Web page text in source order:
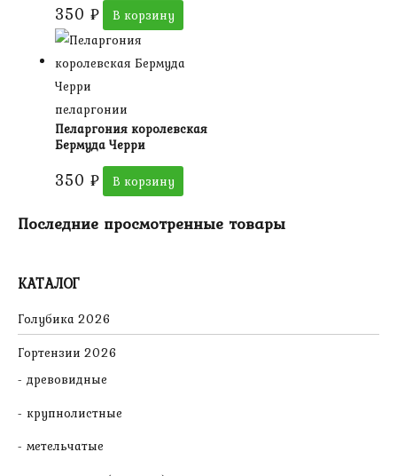
КАТАЛОГ
Голубика 2026
Гортензии 2026
древовидные
крупнолистные
метельчатые
350 ₽ В корзину
пеларгонии
Пеларгония королевская
Бермуда Черри
350 ₽ В корзину
Последние просмотренные товары